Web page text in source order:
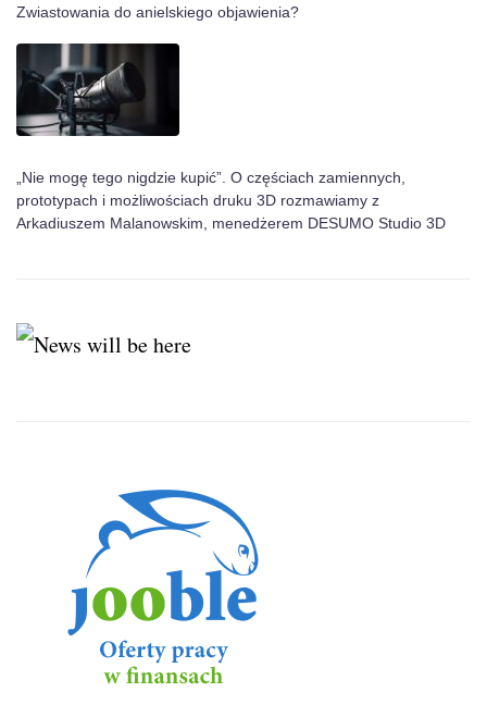
Zwiastowania do anielskiego objawienia?
„Nie mogę tego nigdzie kupić”. O częściach zamiennych,
prototypach i możliwościach druku 3D rozmawiamy z
Arkadiuszem Malanowskim, menedżerem DESUMO Studio 3D